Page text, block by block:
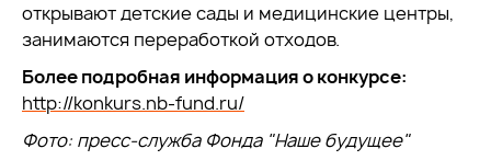
открывают детские сады и медицинские центры,
занимаются переработкой отходов.
Более подробная информация о конкурсе:
http://konkurs.nb-fund.ru/
Фото: пресс-служба Фонда "Наше будущее"